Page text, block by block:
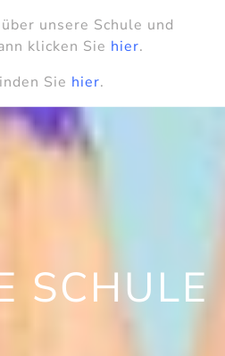
unsere Schule und
klicken Sie hier.
Sie hier.
SCHULE